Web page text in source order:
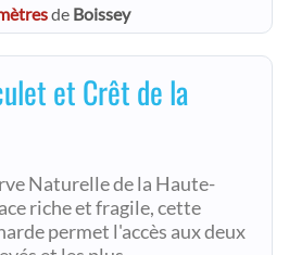
de Boissey
et Crêt de la
Naturelle de la Haute-
riche et fragile, cette
permet l'accès aux deux